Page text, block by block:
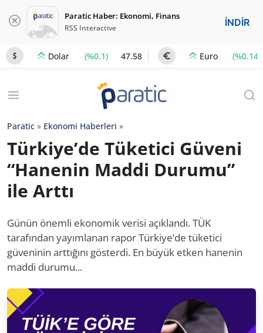
Paratic Haber: Ekonomi, Finans
RSS Interactive İNDİR
Dolar (%0.1) 47.58 Euro (%0.14)
Paratic » Ekonomi Haberleri »
Türkiye’de Tüketici Güveni
“Hanenin Maddi Durumu”
ile Arttı
Günün önemli ekonomik verisi açıklandı. TÜK
tarafından yayımlanan rapor Türkiye’de tüketici
güveninin arttığını gösterdi. En büyük etken hanenin
maddi durumu...